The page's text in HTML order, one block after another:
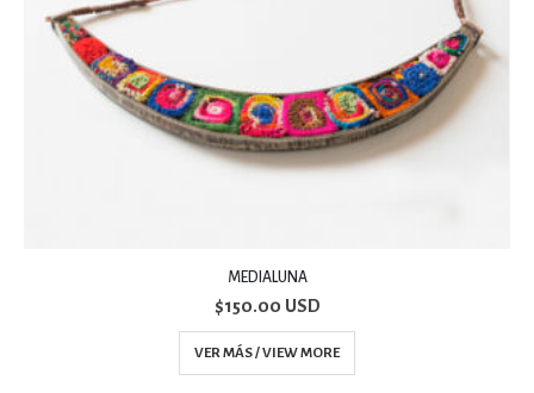
MEDIALUNA
$150.00 USD
VER MÁS / VIEW MORE